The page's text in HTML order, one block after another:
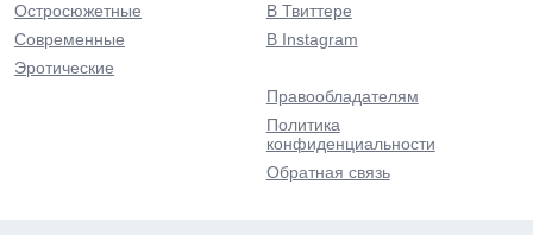
Остросюжетные
Современные
Эротические
В Твиттере
В Instagram
Правообладателям
Политика
конфиденциальности
Обратная связь